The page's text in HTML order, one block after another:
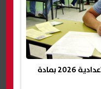
نماذج امتحانات لـ الشهادة الإعدادية 2026 بمادة